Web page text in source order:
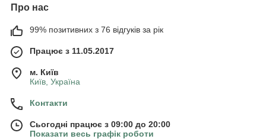
Про нас
99% позитивних з 76 відгуків за рік
Працює з 11.05.2017
м. Київ
Київ, Україна
Контакти
Сьогодні працює з 09:00 до 20:00
Показати весь графік роботи